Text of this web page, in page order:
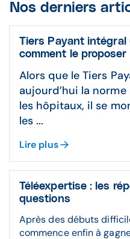
Nos derniers
Tiers Payant intégral
comment le
Alors que le Tiers
aujourd’hui la
les hôpitaux, il se
les ...
Lire plus
Téléexpertise : les
questions
Après des débuts
commence enfin à